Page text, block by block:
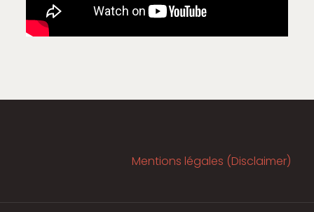
Mentions légales (Disclaimer)